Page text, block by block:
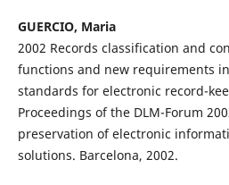
GUERCIO, Maria
2002 Records classification and
functions and new requirements
standards for electronic record-
Proceedings of the DLM-Forum
preservation of electronic
solutions. Barcelona, 2002.